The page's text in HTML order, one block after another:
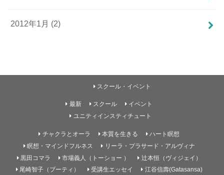
2012年1月 (2)
最新
スクール・イベント
スクール
イベント
ユニティインスティチュート
チャクラとオーラ 本質を生きる
ハート瞑想
瞑想・マインドフルネス
リーラ・プラサード・アルヴィナ
黒田コマラ
市場義人（トーショー ）
辻本恒（ヴィジェイ）
尾崎智子（ブーティ）
受講生エッセイ 江谷信壽(Gatasansa)